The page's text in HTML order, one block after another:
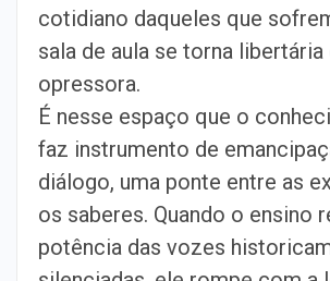
cotidiano daqueles que
sala de aula se torna libertária
opressora.
É nesse espaço que o
faz instrumento de
diálogo, uma ponte entre as
os saberes. Quando o ensino
potência das vozes